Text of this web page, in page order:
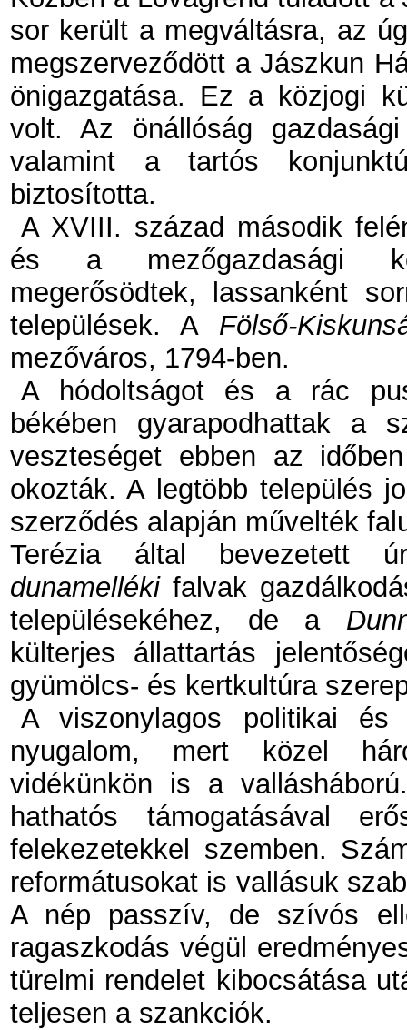
sor került a megváltásra, az
megszerveződött a Jászkun
önigazgatása. Ez a közjogi
volt. Az önállóság
valamint a tartós
biztosította.
A XVIII. század második
és a mezőgazdasági
megerősödtek, lassanként
települések. A Fölső-
mezőváros, 1794-ben.
A hódoltságot és a rác
békében gyarapodhattak a
veszteséget ebben az
okozták. A legtöbb település
szerződés alapján művelték
Terézia által bevezetett
dunamellékifalvak
településekéhez, de a
külterjes állattartás
gyümölcs- és kertkultúra
A viszonylagos politikai
nyugalom, mert közel
vidékünkön is a
hathatós támogatásával
felekezetekkel szemben.
reformátusokat is vallásuk
A nép passzív, de szívós
ragaszkodás végül
türelmi rendelet kibocsátása
teljesen a szankciók.